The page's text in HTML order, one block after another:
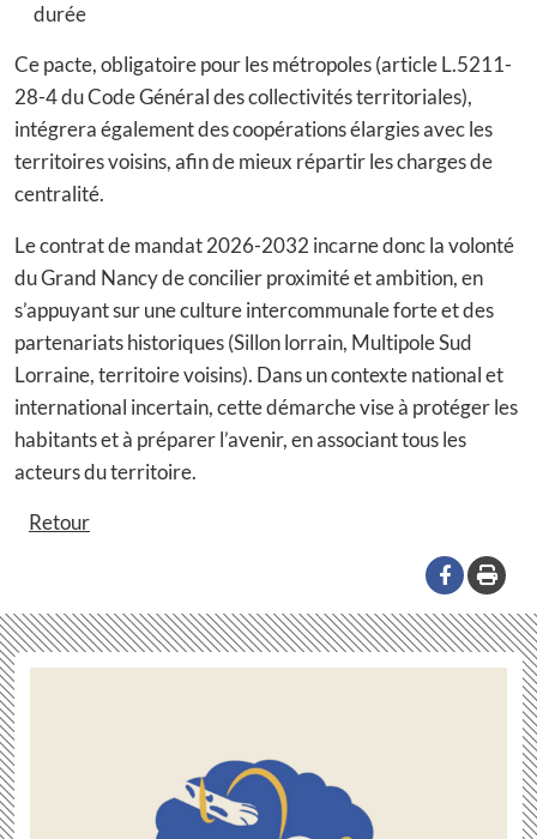
durée
Ce pacte, obligatoire pour les métropoles (article L.5211-
28-4 du Code Général des collectivités territoriales),
intégrera également des coopérations élargies avec les
territoires voisins, afin de mieux répartir les charges de
centralité.
Le contrat de mandat 2026-2032 incarne donc la volonté
du Grand Nancy de concilier proximité et ambition, en
s’appuyant sur une culture intercommunale forte et des
partenariats historiques (Sillon lorrain, Multipole Sud
Lorraine, territoire voisins). Dans un contexte national et
international incertain, cette démarche vise à protéger les
habitants et à préparer l’avenir, en associant tous les
acteurs du territoire.
Retour